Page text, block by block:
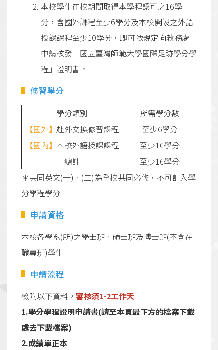
本校學生在校期間取得本學程認可之16學
分，含國外課程至少6學分及本校開設之外語
授課課程至少10學分，即可依規定向教務處
申請核發「國立臺灣師範大學國際足跡學分學
程」證明書。
修習學分
學分類別
所需學分數
【國外】 赴外交換修習課程
至少6學分
【國內】 本校外語授課課程
至少10學分
總計
至少16學分
＊共同英文(一)、(二)為全校共同必修，不可計入學
分學程學分
申請資格
本校各學系(所)之學士班、碩士班及博士班(不含在
職專班)學生
申請流程
檢附以下資料， 審核須1-2工作天
1.學分學程證明申請書(請至本頁最下方的檔案下載
處去下載檔案)
2.成績單正本